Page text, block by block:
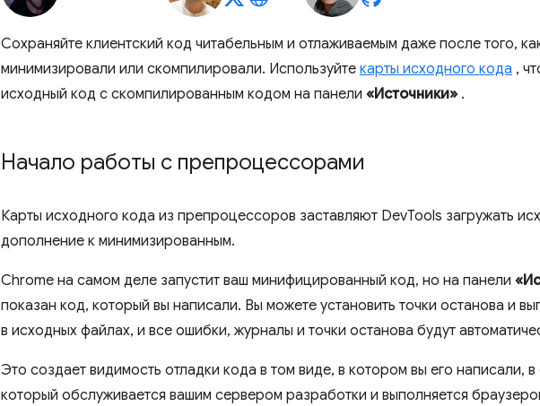
Сохраняйте клиентский код читабельным и отлаживаемым даже после того,
минимизировали или скомпилировали. Используйте карты исходного кода ,
исходный код с скомпилированным кодом на панели «Источники» .
Начало работы с препроцессорами
Карты исходного кода из препроцессоров заставляют DevTools загружать
дополнение к минимизированным.
Chrome на самом деле запустит ваш минифицированный код, но на панели
показан код, который вы написали. Вы можете установить точки останова и
в исходных файлах, и все ошибки, журналы и точки останова будут
Это создает видимость отладки кода в том виде, в котором вы его написали, в
который обслуживается вашим сервером разработки и выполняется